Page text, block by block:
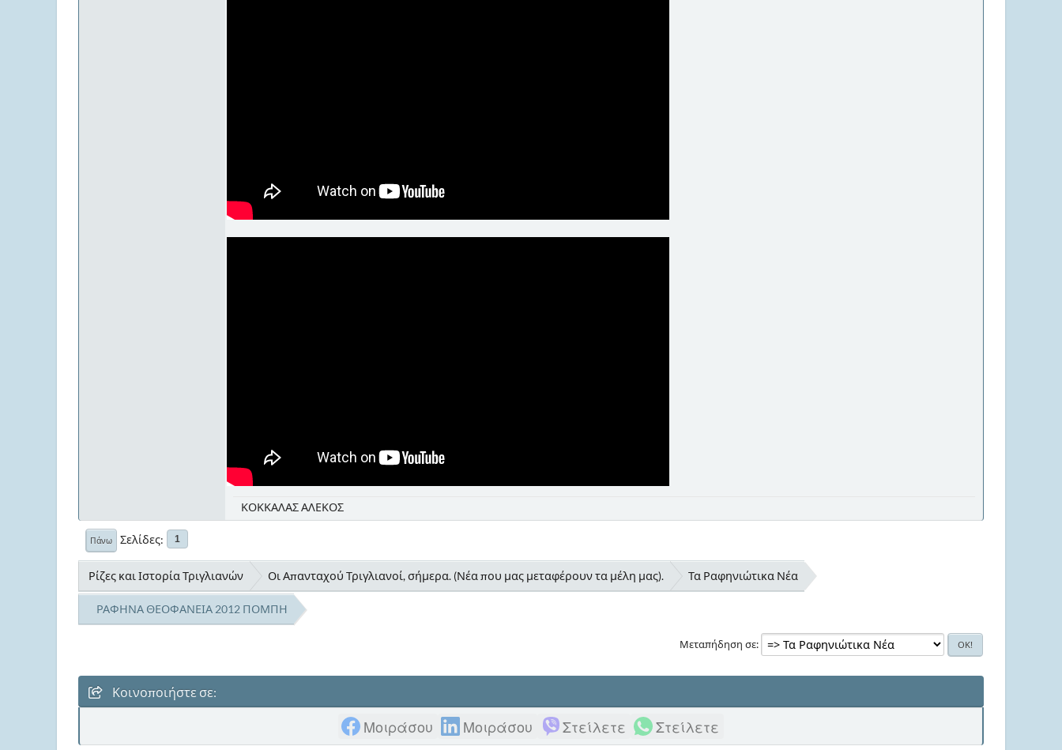
ΚΟΚΚΑΛΑΣ ΑΛΕΚΟΣ
Πάνω Σελίδες 1
Ρίζες και Ιστορία Τριγλιανών Οι Απανταχού Τριγλιανοί, σήμερα. (Νέα που μας μεταφέρουν τα μέλη μας). Τα Ραφηνιώτικα Νέα
ΡΑΦΗΝΑ ΘΕΟΦΑΝΕΙΑ 2012 ΠΟΜΠΗ
Μεταπήδηση σε
Κοινοποιήστε σε:
Μοιράσου Μοιράσου Στείλετε Στείλετε